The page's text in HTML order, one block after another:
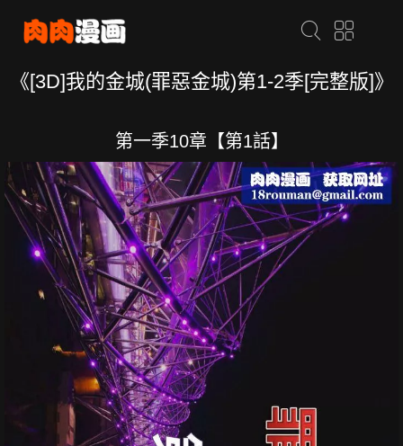
《[3D]我的金城(罪惡金城)第1-2季[完整版]》
第一季10章【第1話】